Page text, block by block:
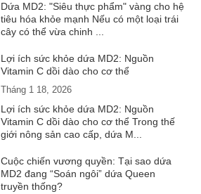
Dứa MD2: "Siêu thực phẩm" vàng cho hệ
tiêu hóa khỏe mạnh Nếu có một loại trái
cây có thể vừa chinh ...
Lợi ích sức khỏe dứa MD2: Nguồn
Vitamin C dồi dào cho cơ thể
Tháng 1 18, 2026
Lợi ích sức khỏe dứa MD2: Nguồn
Vitamin C dồi dào cho cơ thể Trong thế
giới nông sản cao cấp, dứa M...
Cuộc chiến vương quyền: Tại sao dứa
MD2 đang “Soán ngôi” dứa Queen
truyền thống?